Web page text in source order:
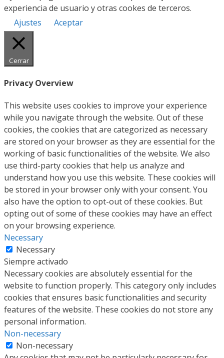
experiencia de usuario y otras cookes de terceros.
Ajustes
Aceptar
Cerrar
Privacy Overview
This website uses cookies to improve your experience
while you navigate through the website. Out of these
cookies, the cookies that are categorized as necessary
are stored on your browser as they are essential for the
working of basic functionalities of the website. We also
use third-party cookies that help us analyze and
understand how you use this website. These cookies will
be stored in your browser only with your consent. You
also have the option to opt-out of these cookies. But
opting out of some of these cookies may have an effect
on your browsing experience.
Necessary
Necessary
Siempre activado
Necessary cookies are absolutely essential for the
website to function properly. This category only includes
cookies that ensures basic functionalities and security
features of the website. These cookies do not store any
personal information.
Non-necessary
Non-necessary